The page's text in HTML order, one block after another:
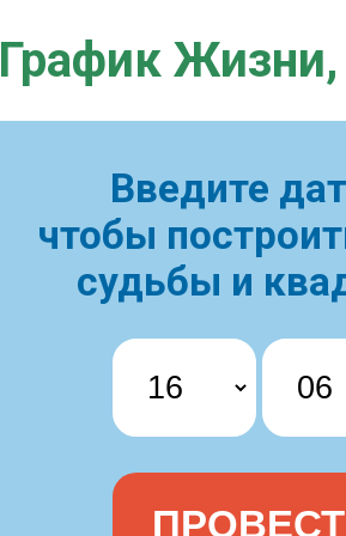
График Жизни,
Введите
чтобы
судьбы и